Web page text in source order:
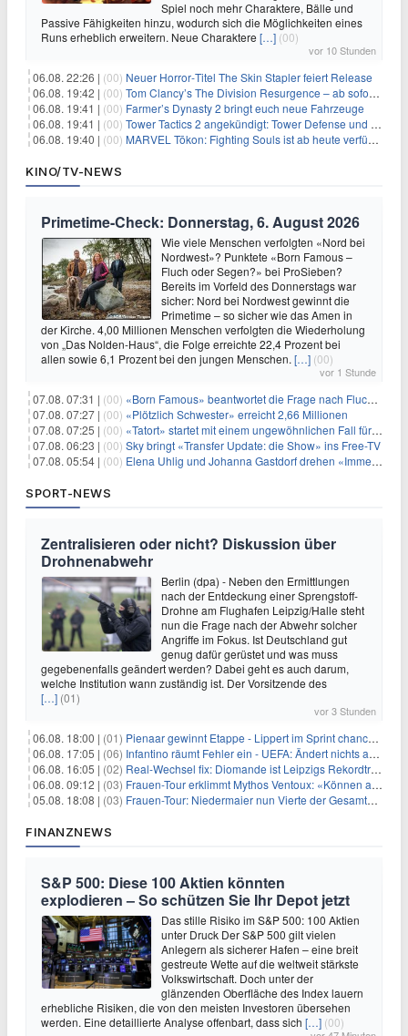
Spiel noch mehr Charaktere, Bälle und
Passive Fähigkeiten hinzu, wodurch sich die Möglichkeiten eines
Runs erheblich erweitern. Neue Charaktere […] (00)
vor 10 Stunden
06.08. 22:26 | (00) Neuer Horror‑Titel The Skin Stapler feiert Release
06.08. 19:42 | (00) Tom Clancy’s The Division Resurgence – ab sofort für euch verfügbar
06.08. 19:41 | (00) Farmer’s Dynasty 2 bringt euch neue Fahrzeuge
06.08. 19:41 | (00) Tower Tactics 2 angekündigt: Tower Defense und Deckbuilding Kombo kehrt zurück
06.08. 19:40 | (00) MARVEL Tōkon: Fighting Souls ist ab heute verfügbar
KINO/TV-NEWS
Primetime-Check: Donnerstag, 6. August 2026
Wie viele Menschen verfolgten «Nord bei
Nordwest»? Punktete «Born Famous –
Fluch oder Segen?» bei ProSieben?
Bereits im Vorfeld des Donnerstags war
sicher: Nord bei Nordwest gewinnt die
Primetime – so sicher wie das Amen in
der Kirche. 4,00 Millionen Menschen verfolgten die Wiederholung
von „Das Nolden-Haus“, die Folge erreichte 22,4 Prozent bei
allen sowie 6,1 Prozent bei den jungen Menschen. […] (00)
vor 1 Stunde
07.08. 07:31 | (00) «Born Famous» beantwortet die Frage nach Fluch oder Segen
07.08. 07:27 | (00) «Plötzlich Schwester» erreicht 2,66 Millionen
07.08. 07:25 | (00) «Tatort» startet mit einem ungewöhnlichen Fall für Charlotte Lindholm
07.08. 06:23 | (00) Sky bringt «Transfer Update: die Show» ins Free-TV
07.08. 05:54 | (00) Elena Uhlig und Johanna Gastdorf drehen «Immer fehlt was»
SPORT-NEWS
Zentralisieren oder nicht? Diskussion über
Drohnenabwehr
Berlin (dpa) - Neben den Ermittlungen
nach der Entdeckung einer Sprengstoff-
Drohne am Flughafen Leipzig/Halle steht
nun die Frage nach der Abwehr solcher
Angriffe im Fokus. Ist Deutschland gut
genug dafür gerüstet und was muss
gegebenenfalls geändert werden? Dabei geht es auch darum,
welche Institution wann zuständig ist. Der Vorsitzende des
[…] (01)
vor 3 Stunden
06.08. 18:00 | (01) Pienaar gewinnt Etappe - Lippert im Sprint chancenlos
06.08. 17:05 | (06) Infantino räumt Fehler ein - UEFA: Ändert nichts an Boykott
06.08. 16:05 | (02) Real-Wechsel fix: Diomande ist Leipzigs Rekordtransfer
06.08. 09:12 | (03) Frauen-Tour erklimmt Mythos Ventoux: «Können alles schaffen»
05.08. 18:08 | (03) Frauen-Tour: Niedermaier nun Vierte der Gesamtwertung
FINANZNEWS
S&P 500: Diese 100 Aktien könnten
explodieren – So schützen Sie Ihr Depot jetzt
Das stille Risiko im S&P 500: 100 Aktien
unter Druck Der S&P 500 gilt vielen
Anlegern als sicherer Hafen – eine breit
gestreute Wette auf die weltweit stärkste
Volkswirtschaft. Doch unter der
glänzenden Oberfläche des Index lauern
erhebliche Risiken, die von den meisten Investoren übersehen
werden. Eine detaillierte Analyse offenbart, dass sich […] (00)